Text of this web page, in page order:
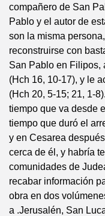
compañero de San
Pablo y el autor de
son la misma
reconstruirse con
San Pablo en Filipos,
(Hch 16, 10-17), y le
(Hch 20, 5-15; 21, 1-
tiempo que va desde
tiempo que duró el
y en Cesarea
cerca de él, y habría
comunidades de
recabar información
obra en dos
a .Jerusalén, San